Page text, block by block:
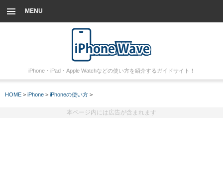
MENU
iPhone・iPad・Apple Watchなどの使い方を紹介するガイドサイト！
HOME > iPhone > iPhoneの使い方 >
本ページ内には広告が含まれます